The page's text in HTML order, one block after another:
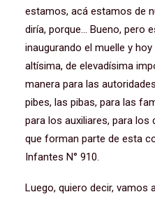
estamos, acá estamos de
diría, porque… Bueno, pero
inaugurando el muelle y
altísima, de elevadísima
manera para las
pibes, las pibas, para las
para los auxiliares, para
que forman parte de esta
Infantes N° 910.
Luego, quiero decir, vamos